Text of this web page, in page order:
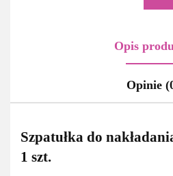
Opis
Opinie
Szpatułka do
1 szt.